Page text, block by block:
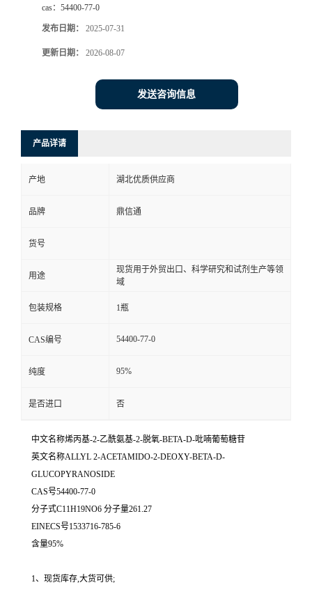
cas： 54400-77-0
发布日期： 2025-07-31
更新日期： 2026-08-07
发送咨询信息
产品详请
产地 湖北优质供应商
品牌 鼎信通
货号
用途
现货用于外贸出口、科学研究和试剂生产等领
域
包装规格 1瓶
CAS编号 54400-77-0
纯度 95%
是否进口 否
中文名称烯丙基-2-乙酰氨基-2-脱氧-BETA-D-吡喃葡萄糖苷
英文名称ALLYL 2-ACETAMIDO-2-DEOXY-BETA-D-
GLUCOPYRANOSIDE
CAS号54400-77-0
分子式C11H19NO6 分子量261.27
EINECS号1533716-785-6
含量95%
1、现货库存,大货可供;